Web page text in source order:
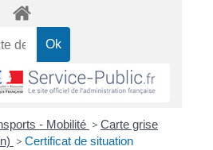
- Mobilité > Carte grise
> Certificat de situation